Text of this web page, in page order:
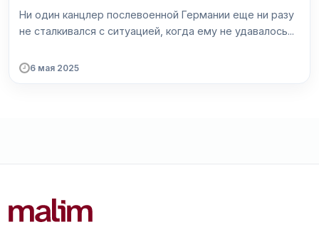
Ни один канцлер послевоенной Германии еще ни разу
не сталкивался с ситуацией, когда ему не удавалось...
6 мая 2025